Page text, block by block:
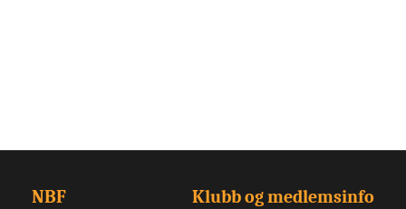
NBF Klubb og medlemsinfo